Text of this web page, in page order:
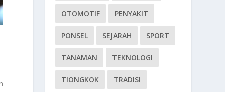
OTOMOTIF PENYAKIT
PONSEL SEJARAH SPORT
TANAMAN TEKNOLOGI
TIONGKOK TRADISI